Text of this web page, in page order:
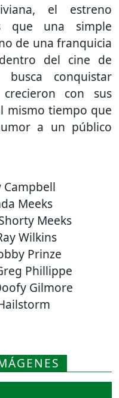
el estreno
que una simple
de una franquicia
del cine de
conquistar
con sus
mismo tiempo que
a un público
Campbell
Meeks
Meeks
Wilkins
Prinze
Phillippe
Gilmore